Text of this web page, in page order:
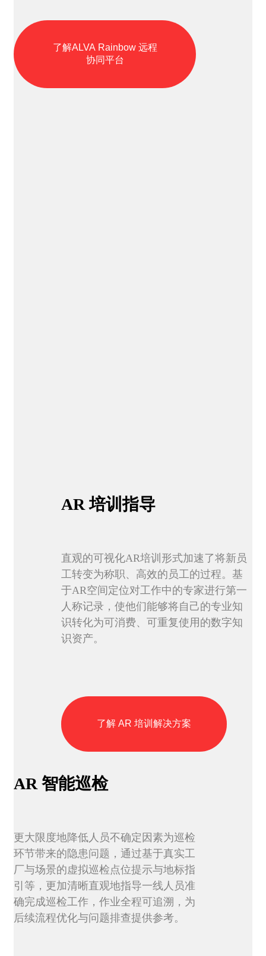
了解ALVA Rainbow 远程
协同平台
AR培训指导
直观的可视化AR培训形式加速了将新员
工转变为称职、高效的员工的过程。基
于AR空间定位对工作中的专家进行第一
人称记录，使他们能够将自己的专业知
识转化为可消费、可重复使用的数字知
识资产。
了解 AR 培训解决方案
AR 智能巡检
更大限度地降低人员不确定因素为巡检
环节带来的隐患问题，通过基于真实工
厂与场景的虚拟巡检点位提示与地标指
引等，更加清晰直观地指导一线人员准
确完成巡检工作，作业全程可追溯，为
后续流程优化与问题排查提供参考。